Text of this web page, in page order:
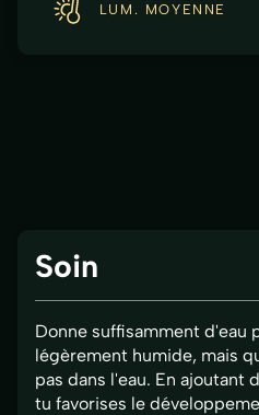
LUM. MOYENNE
Soin
Donne suffisamment d'eau
légèrement humide, mais
pas dans l'eau. En ajoutant
tu favorises le